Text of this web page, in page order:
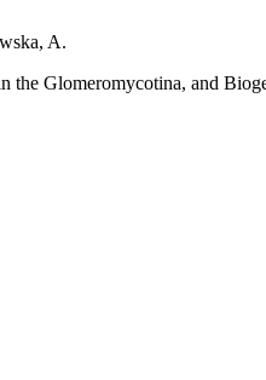
A.
the Glomeromycotina, and